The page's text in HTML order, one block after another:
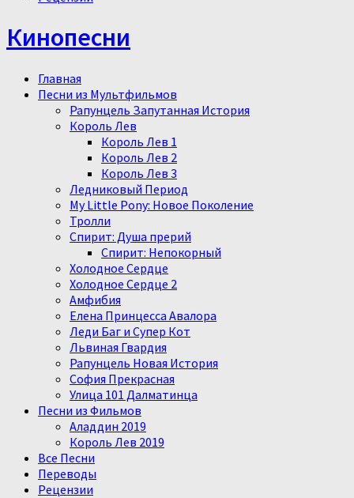
Кинопесни
Главная
Песни из Мультфильмов
Рапунцель Запутанная История
Король Лев
Король Лев 1
Король Лев 2
Король Лев 3
Ледниковый Период
My Little Pony: Новое Поколение
Тролли
Спирит: Душа прерий
Спирит: Непокорный
Холодное Сердце
Холодное Сердце 2
Амфибия
Елена Принцесса Авалора
Леди Баг и Супер Кот
Львиная Гвардия
Рапунцель Новая История
София Прекрасная
Улица 101 Далматинца
Песни из Фильмов
Аладдин 2019
Король Лев 2019
Все Песни
Переводы
Рецензии